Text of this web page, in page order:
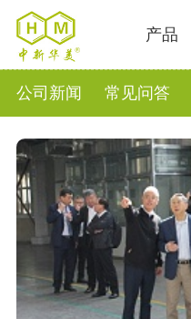
产品
公司新闻 常见问答